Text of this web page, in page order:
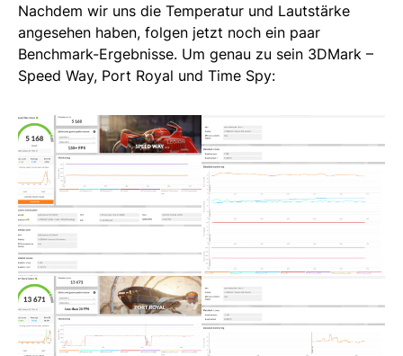
Nachdem wir uns die Temperatur und Lautstärke
angesehen haben, folgen jetzt noch ein paar
Benchmark-Ergebnisse. Um genau zu sein 3DMark –
Speed Way, Port Royal und Time Spy: